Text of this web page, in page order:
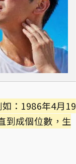
：1986年4月19
成個位數，生